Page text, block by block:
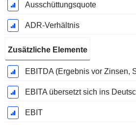
Ausschüttungsquote
ADR-Verhältnis
Zusätzliche Elemente
EBIT